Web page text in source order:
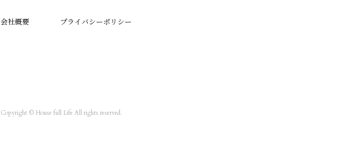
会社概要 プライバシーポリシー
Copyright © House full Life All rights reserved.